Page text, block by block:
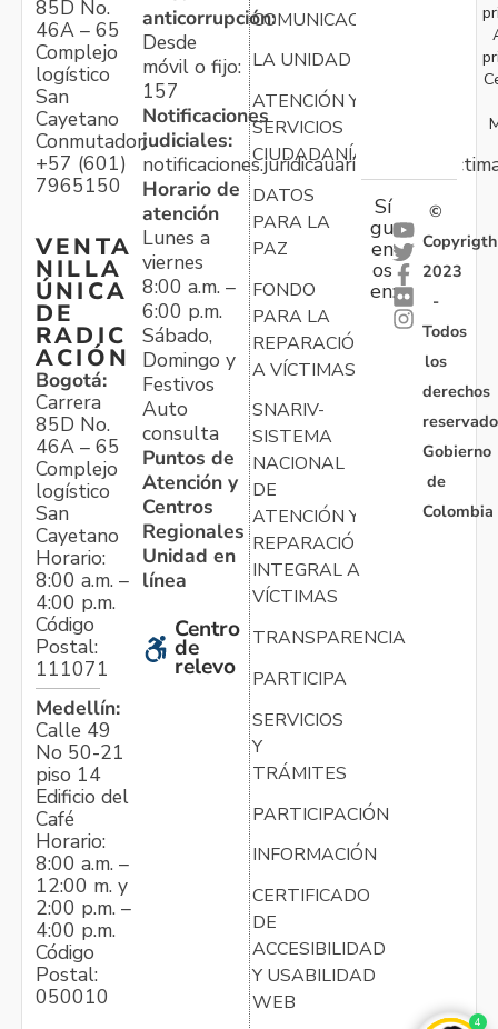
85D No.
46A – 65
Complejo
logístico
San
Cayetano
Conmutador:
+57 (601)
7965150
VENTA
NILLA
ÚNICA
DE
RADIC
ACIÓN
Bogotá:
Carrera
85D No.
46A – 65
Complejo
logístico
San
Cayetano
Horario:
8:00 a.m. –
4:00 p.m.
Código
Postal:
111071
Medellín:
Calle 49
No 50-21
piso 14
Edificio del
Café
Horario:
8:00 a.m. –
12:00 m. y
2:00 p.m. –
4:00 p.m.
Código
Postal:
050010
anticorrupción:
Desde
móvil o fijo:
157
Notificaciones
judiciales:
Horario de
atención
Lunes a
viernes
8:00 a.m. –
6:00 p.m.
Sábado,
Domingo y
Festivos
Auto
consulta
Puntos de
Atención y
Centros
Regionales
Unidad en
línea
Centro
de
relevo
COMUNICACIONES
LA UNIDAD
ATENCIÓN Y
SERVICIOS
CIUDADANÍA
DATOS
PARA LA
PAZ
FONDO
PARA LA
REPARACIÓN
A VÍCTIMAS
SNARIV-
SISTEMA
NACIONAL
DE
ATENCIÓN Y
REPARACIÓN
INTEGRAL A
VÍCTIMAS
TRANSPARENCIA
PARTICIPA
SERVICIOS
Y
TRÁMITES
PARTICIPACIÓN
INFORMACIÓN
CERTIFICADO
DE
ACCESIBILIDAD
Y USABILIDAD
WEB
Sí
gu
en
os
en:
©
Copyrigth
2023
-
Todos
los
derechos
Gobierno
de
Colombia
4